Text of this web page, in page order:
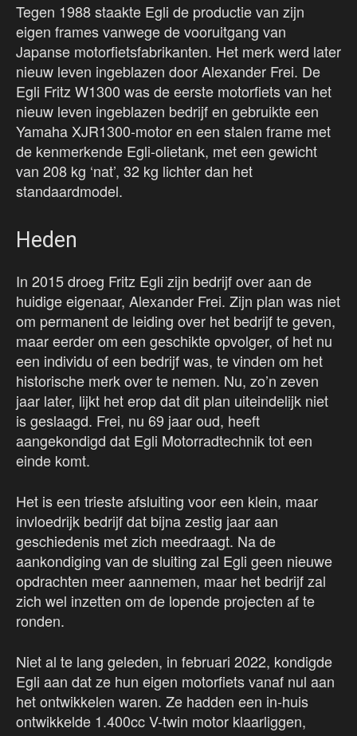
Tegen 1988 staakte Egli de productie van zijn
eigen frames vanwege de vooruitgang van
Japanse motorfietsfabrikanten. Het merk werd later
nieuw leven ingeblazen door Alexander Frei. De
Egli Fritz W1300 was de eerste motorfiets van het
nieuw leven ingeblazen bedrijf en gebruikte een
Yamaha XJR1300-motor en een stalen frame met
de kenmerkende Egli-olietank, met een gewicht
van 208 kg ‘nat’, 32 kg lichter dan het
standaardmodel.
Heden
In 2015 droeg Fritz Egli zijn bedrijf over aan de
huidige eigenaar, Alexander Frei. Zijn plan was niet
om permanent de leiding over het bedrijf te geven,
maar eerder om een geschikte opvolger, of het nu
een individu of een bedrijf was, te vinden om het
historische merk over te nemen. Nu, zo’n zeven
jaar later, lijkt het erop dat dit plan uiteindelijk niet
is geslaagd. Frei, nu 69 jaar oud, heeft
aangekondigd dat Egli Motorradtechnik tot een
einde komt.
Het is een trieste afsluiting voor een klein, maar
invloedrijk bedrijf dat bijna zestig jaar aan
geschiedenis met zich meedraagt. Na de
aankondiging van de sluiting zal Egli geen nieuwe
opdrachten meer aannemen, maar het bedrijf zal
zich wel inzetten om de lopende projecten af te
ronden.
Niet al te lang geleden, in februari 2022, kondigde
Egli aan dat ze hun eigen motorfiets vanaf nul aan
het ontwikkelen waren. Ze hadden een in-huis
ontwikkelde 1.400cc V-twin motor klaarliggen,